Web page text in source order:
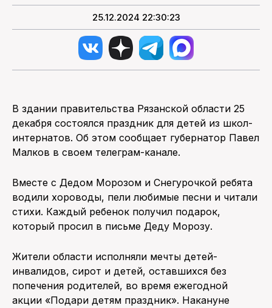
25.12.2024 22:30:23
В здании правительства Рязанской области 25
декабря состоялся праздник для детей из школ-
интернатов. Об этом сообщает губернатор Павел
Малков в своем телеграм-канале.
Вместе с Дедом Морозом и Снегурочкой ребята
водили хороводы, пели любимые песни и читали
стихи. Каждый ребенок получил подарок,
который просил в письме Деду Морозу.
Жители области исполняли мечты детей-
инвалидов, сирот и детей, оставшихся без
попечения родителей, во время ежегодной
акции «Подари детям праздник». Накануне